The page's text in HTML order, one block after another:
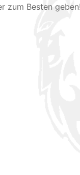
zum Besten geben!